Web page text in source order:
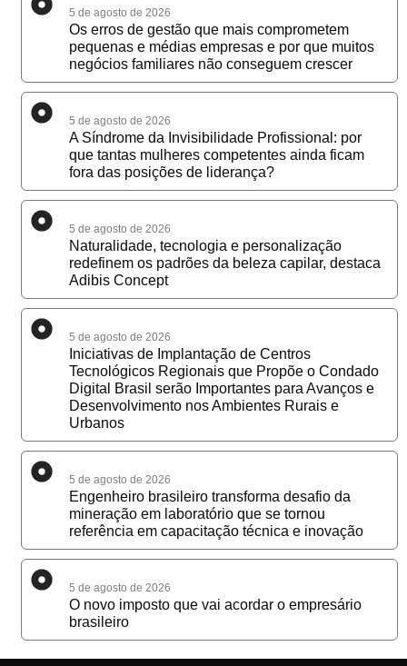
5 de agosto de 2026
Os erros de gestão que mais comprometem
pequenas e médias empresas e por que muitos
negócios familiares não conseguem crescer
5 de agosto de 2026
A Síndrome da Invisibilidade Profissional: por
que tantas mulheres competentes ainda ficam
fora das posições de liderança?
5 de agosto de 2026
Naturalidade, tecnologia e personalização
redefinem os padrões da beleza capilar, destaca
Adibis Concept
5 de agosto de 2026
Iniciativas de Implantação de Centros
Tecnológicos Regionais que Propõe o Condado
Digital Brasil serão Importantes para Avanços e
Desenvolvimento nos Ambientes Rurais e
Urbanos
5 de agosto de 2026
Engenheiro brasileiro transforma desafio da
mineração em laboratório que se tornou
referência em capacitação técnica e inovação
5 de agosto de 2026
O novo imposto que vai acordar o empresário
brasileiro